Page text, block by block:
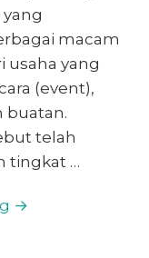
macam
usaha yang
(event),
buatan.
telah
tingkat …
→